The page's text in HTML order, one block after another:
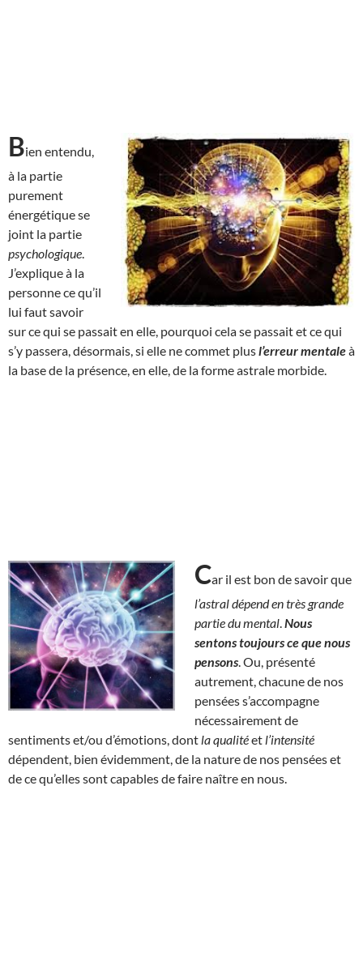
Bien entendu,
à la partie
purement
énergétique se
joint la partie
psychologique
J’explique à la
personne ce qu’il
lui faut savoir
sur ce qui se passait en elle, pourquoi cela se passait et ce qui
s’y passera, désormais, si elle ne commet plusl’erreur mentaleà
la base de la présence, en elle, de la forme astrale morbide.
Car il est bon de savoir que
l’astral dépend en très grande
partie du mental Nous
sentons toujours ce que nous
pensons . Ou, présenté
autrement, chacune de nos
pensées s’accompagne
nécessairement de
sentiments et/ou d’émotions, dont la qualitéet l’intensité
dépendent, bien évidemment, de la nature de nos pensées et
de ce qu’elles sont capables de faire naître en nous.